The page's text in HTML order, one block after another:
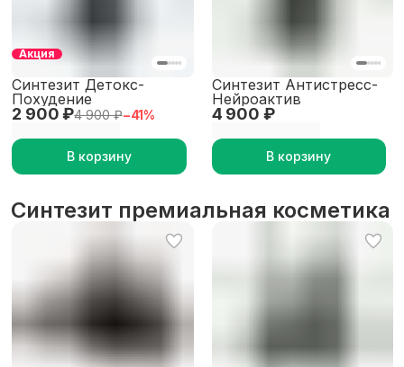
Акция
2 900 ₽4 900 ₽−41%
Синтезит Детокс-
Похудение
В корзину
4 900 ₽
Синтезит Антистресс-
Нейроактив
В корзину
Синтезит премиальная косметика